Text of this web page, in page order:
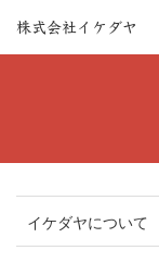
株式会社イケダヤ
イケダヤについて